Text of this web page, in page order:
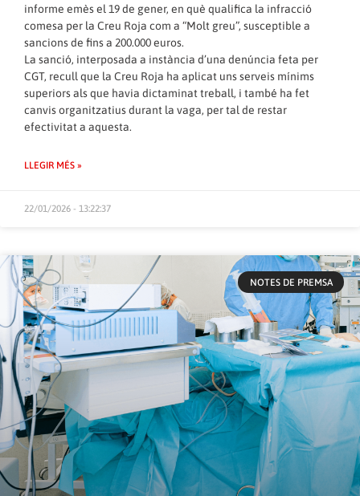
informe emès el 19 de gener, en què qualifica la infracció
comesa per la Creu Roja com a “Molt greu”, susceptible a
sancions de fins a 200.000 euros.
La sanció, interposada a instància d’una denúncia feta per
CGT, recull que la Creu Roja ha aplicat uns serveis mínims
superiors als que havia dictaminat treball, i també ha fet
canvis organitzatius durant la vaga, per tal de restar
efectivitat a aquesta.
LLEGIR MÉS »
22/01/2026 - 13:22:37
NOTES DE PREMSA